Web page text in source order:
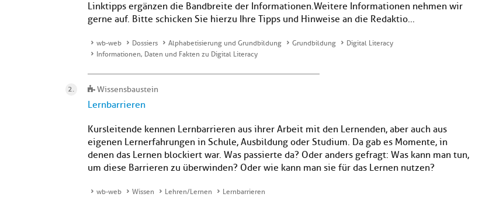
Linktipps ergänzen die Bandbreite der Informationen. Weitere Informationen nehmen wir
gerne auf. Bitte schicken Sie hierzu Ihre Tipps und Hinweise an die Redaktio...
wb-web Dossiers Alphabetisierung und Grundbildung Grundbildung
Digital Literacy
Informationen, Daten und Fakten zu Digital Literacy
Wissensbaustein
Lernbarrieren
Kursleitende kennen Lernbarrieren aus ihrer Arbeit mit den Lernenden, aber auch aus
eigenen Lernerfahrungen in Schule, Ausbildung oder Studium. Da gab es Momente, in
denen das Lernen blockiert war. Was passierte da? Oder anders gefragt: Was kann man tun,
um diese Barrieren zu überwinden? Oder wie kann man sie für das Lernen nutzen?
wb-web Wissen Lehren/Lernen Lernbarrieren